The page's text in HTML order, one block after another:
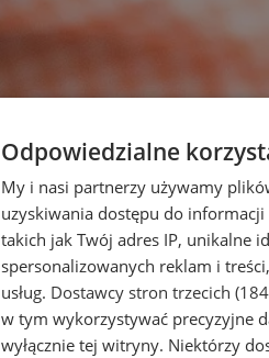
Odpowiedzialne
My i nasi partnerzy używamy
uzyskiwania dostępu do
takich jak Twój adres IP, unikalne
spersonalizowanych reklam i
usług. Dostawcy stron trzecich
w tym wykorzystywać precyzyjne
wyłącznie tej witryny. Niektórzy